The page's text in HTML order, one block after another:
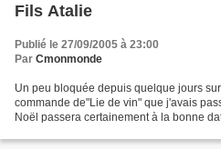
Fils Atalie
Publié le 27/09/2005 à 23:00
Par Cmonmonde
Un peu bloquée depuis quelque jours
commande de"Lie de vin" que j'avais
Noël passera certainement à la bonne